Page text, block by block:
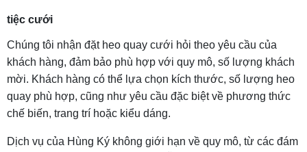
tiệc cưới
Chúng tôi nhận đặt heo quay cưới hỏi theo yêu cầu của
khách hàng, đảm bảo phù hợp với quy mô, số lượng khách
mời. Khách hàng có thể lựa chọn kích thước, số lượng heo
quay phù hợp, cũng như yêu cầu đặc biệt về phương thức
chế biến, trang trí hoặc kiểu dáng.
Dịch vụ của Hùng Ký không giới hạn về quy mô, từ các đám